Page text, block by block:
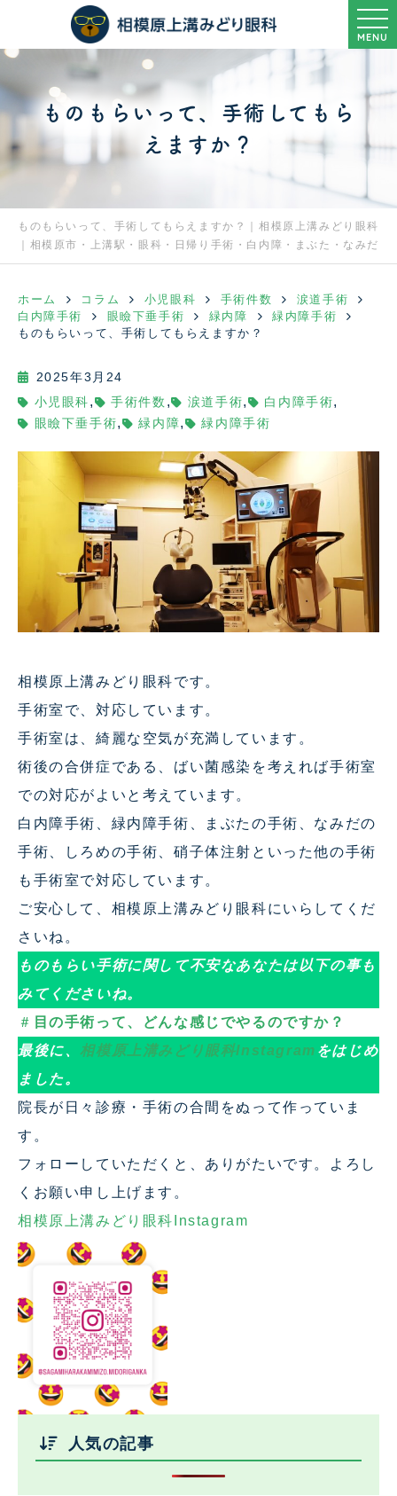
MENU
ものもらいって、手術してもら
えますか？
ものもらいって、手術してもらえますか？｜相模原上溝みどり眼科
｜相模原市・上溝駅・眼科・日帰り手術・白内障・まぶた・なみだ
ホーム コラム 小児眼科 手術件数
涙道手術
白内障手術
眼瞼下垂手術 緑内障
緑内障手術
ものもらいって、手術してもらえますか？
2025年3月24
小児眼科 , 手術件数 , 涙道手術, 白内障手術,
眼瞼下垂手術, 緑内障, 緑内障手術
相模原上溝みどり眼科です。
手術室で、対応しています。
手術室は、綺麗な空気が充満しています。
術後の合併症である、ばい菌感染を考えれば手術室
での対応がよいと考えています。
白内障手術、緑内障手術、まぶたの手術、なみだの
手術、しろめの手術、硝子体注射といった他の手術
も手術室で対応しています。
ご安心して、相模原上溝みどり眼科にいらしてくだ
さいね。
ものもらい手術に関して不安なあなたは以下の事も
みてくださいね。
＃ 目の手術って、どんな感じでやるのですか？
最後に、相模原上溝みどり眼科Instagram をはじめ
ました。
院長が日々診療・手術の合間をぬって作っていま
す。
フォローしていただくと、ありがたいです。よろし
くお願い申し上げます。
相模原上溝みどり眼科Instagram
人気の記事